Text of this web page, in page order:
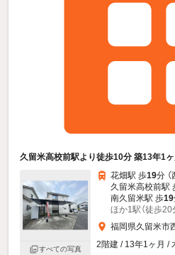
久留米高校前駅より徒歩10分 築13年1
すべての写真
花畑駅 歩19分 （
久留米高校前駅
南久留米駅 歩19
ほか1駅（徒歩20
福岡県久留米市
2階建 / 13年1ヶ月 /